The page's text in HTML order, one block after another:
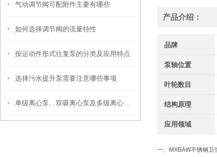
气动调节阀可配附件主要有哪些
如何选择调节阀的流量特性
按运动件形式往复泵的分类及应用特点
选择污水提升泵需要注意哪些事项
产品介绍：
品牌
泵轴位置
叶轮数目
结构原理
应用领域
一、MXBAW不锈钢卫